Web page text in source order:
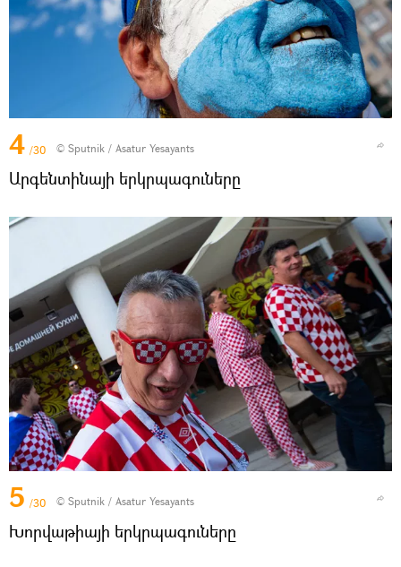
4 /30 © Sputnik / Asatur Yesayants
Արգենտինայի երկրպագուները
5 /30 © Sputnik / Asatur Yesayants
Խորվաթիայի երկրպագուները